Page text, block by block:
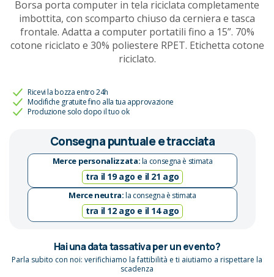
Borsa porta computer in tela riciclata completamente
imbottita, con scomparto chiuso da cerniera e tasca
frontale. Adatta a computer portatili fino a 15”. 70%
cotone riciclato e 30% poliestere RPET. Etichetta cotone
riciclato.
Ricevi la bozza entro 24h
Modifiche gratuite fino alla tua approvazione
Produzione solo dopo il tuo ok
Consegna puntuale e tracciata
Merce personalizzata:la consegna è stimata
tra il 19 ago e il 21 ago
Merce neutra:la consegna è stimata
tra il 12 ago e il 14 ago
Hai una data tassativa per un evento?
Parla subito con noi: verifichiamo la fattibilità e ti aiutiamo a rispettare la
scadenza